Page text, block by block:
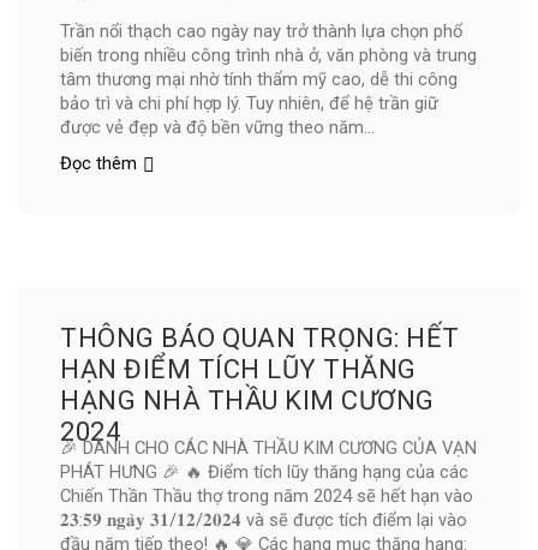
dễ
thi
công
Trần nổi thạch cao ngày nay trở thành lựa chọn phổ
biến trong nhiều công trình nhà ở, văn phòng và trung
tâm thương mại nhờ tính thẩm mỹ cao, dễ thi công
bảo trì và chi phí hợp lý. Tuy nhiên, để hệ trần giữ
được vẻ đẹp và độ bền vững theo năm...
Đọc thêm TRẦN
KHUNG
INOX
APEC
LINE
VẠN
PHÁT
HƯNG
THÔNG BÁO QUAN TRỌNG: HẾT
HẠN ĐIỂM TÍCH LŨY THĂNG
HẠNG NHÀ THẦU KIM CƯƠNG
2024
🎉 DÀNH CHO CÁC NHÀ THẦU KIM CƯƠNG CỦA VẠN
PHÁT HƯNG 🎉 🔥 Điểm tích lũy thăng hạng của các
Chiến Thần Thầu thợ trong năm 2024 sẽ hết hạn vào
𝟐𝟑:𝟓𝟗 𝐧𝐠𝐚̀𝐲 𝟑𝟏/𝟏𝟐/𝟐𝟎𝟐𝟒 và sẽ được tích điểm lại vào
đầu năm tiếp theo! 🔥 💎 Các hạng mục thăng hạng: